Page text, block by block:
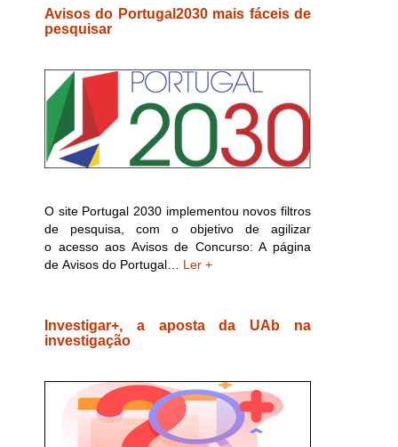
Avisos do Portugal2030 mais fáceis de
pesquisar
O site Portugal 2030 implementou novos filtros
de pesquisa, com o objetivo de agilizar
o acesso aos Avisos de Concurso: A página
de Avisos do Portugal… Ler +
Investigar+, a aposta da UAb na
investigação